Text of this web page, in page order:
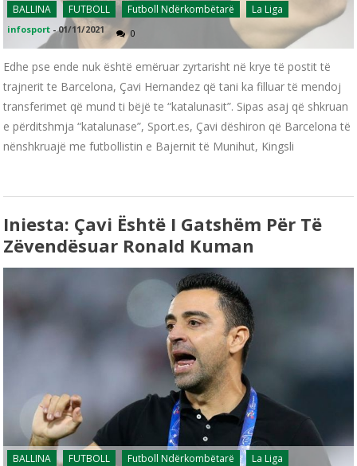
BALLINA FUTBOLL Futboll Ndërkombëtarë La Liga
infosport -01/11/2021 0
Edhe pse ende nuk është emëruar zyrtarisht në krye të postit të
trajnerit te Barcelona, Çavi Hernandez që tani ka filluar të mendoj
transferimet që mund ti bëjë te “katalunasit”. Sipas asaj që shkruan
e përditshmja “katalunase”, Sport.es, Çavi dëshiron që Barcelona të
nënshkruajë me futbollistin e Bajernit të Munihut, Kingsli
Iniesta: Çavi Është I Gatshëm Për Të
Zëvendësuar Ronald Kuman
BALLINA FUTBOLL Futboll Ndërkombëtarë La Liga